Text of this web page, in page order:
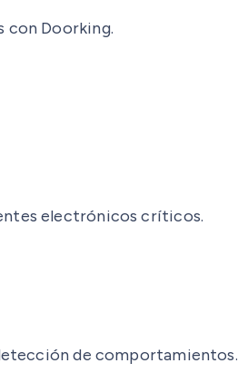
con Doorking.
electrónicos críticos.
de comportamientos.